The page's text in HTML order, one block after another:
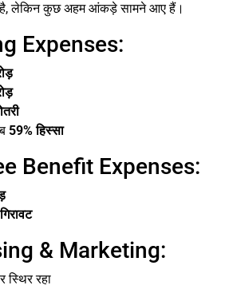
है, लेकिन कुछ अहम आंकड़े सामने आए हैं।
Expenses:
59% हिस्सा
Benefit Expenses:
& Marketing:
स्थिर रहा